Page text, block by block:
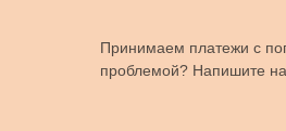
Принимаем платежи с
проблемой? Напишите